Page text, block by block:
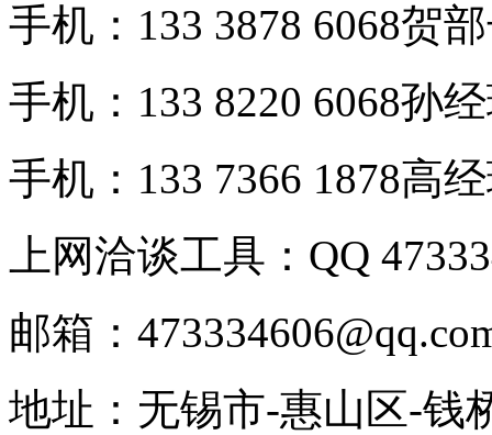
手机：133 3878 6068贺
手机：133 8220 6068孙
手机：133 7366 1878高
上网洽谈工具：QQ
邮箱：
地址：无锡市-惠山区-钱